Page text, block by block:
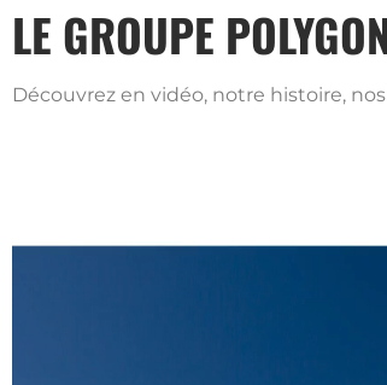
LE GROUPE
Découvrez en vidéo, notre histoire,